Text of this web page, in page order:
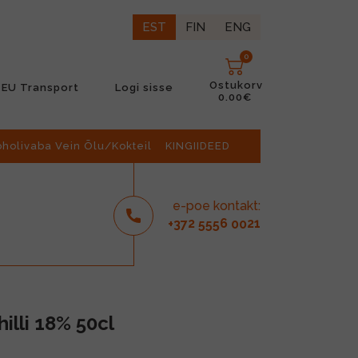
EST FIN ENG
EU Transport Logi sisse
0
Ostukorv
0.00€
Vein Õlu/Kokteil KINGIIDEED
e-poe kontakt:
+372 5556 0021
18% 50cl